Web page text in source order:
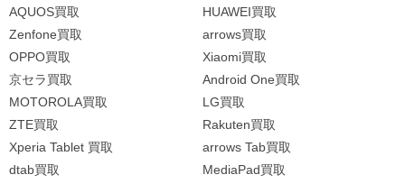
AQUOS買取
HUAWEI買取
Zenfone買取
arrows買取
OPPO買取
Xiaomi買取
京セラ買取
Android One買取
MOTOROLA買取
LG買取
ZTE買取
Rakuten買取
Xperia Tablet 買取
arrows Tab買取
dtab買取
MediaPad買取